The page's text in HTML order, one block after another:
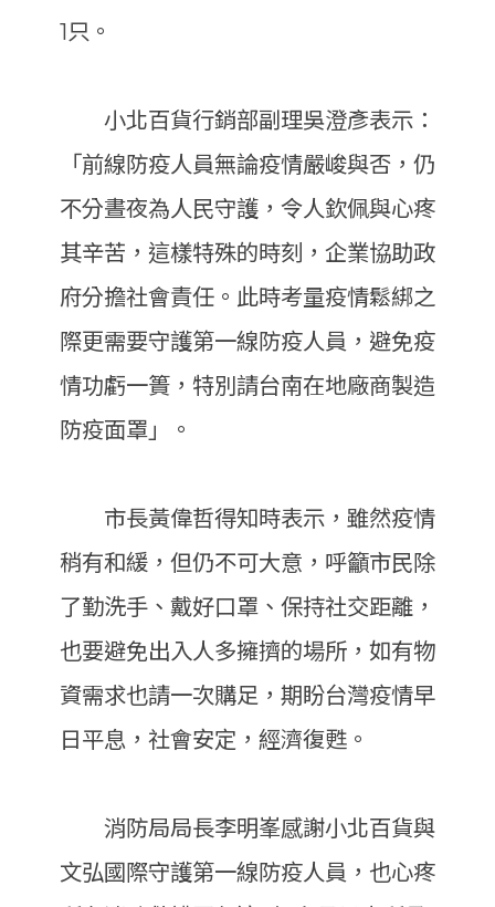
1只。
小北百貨行銷部副理吳澄彥表示：
「前線防疫人員無論疫情嚴峻與否，仍
不分晝夜為人民守護，令人欽佩與心疼
其辛苦，這樣特殊的時刻，企業協助政
府分擔社會責任。此時考量疫情鬆綁之
際更需要守護第一線防疫人員，避免疫
情功虧一簣，特別請台南在地廠商製造
防疫面罩」。
市長黃偉哲得知時表示，雖然疫情
稍有和緩，但仍不可大意，呼籲市民除
了勤洗手、戴好口罩、保持社交距離，
也要避免出入人多擁擠的場所，如有物
資需求也請一次購足，期盼台灣疫情早
日平息，社會安定，經濟復甦。
消防局局長李明峯感謝小北百貨與
文弘國際守護第一線防疫人員，也心疼